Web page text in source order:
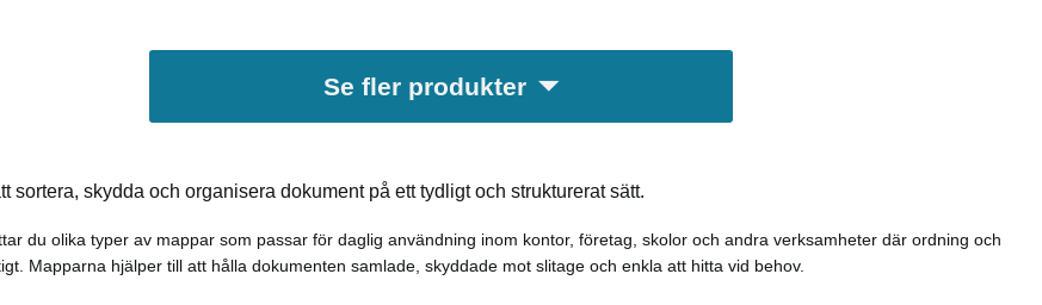
Se fler produkter
sortera, skydda och organisera dokument på ett tydligt och strukturerat sätt.
du olika typer av mappar som passar för daglig användning inom kontor, företag, skolor och andra verksamheter där ordning och
Mapparna hjälper till att hålla dokumenten samlade, skyddade mot slitage och enkla att hitta vid behov.